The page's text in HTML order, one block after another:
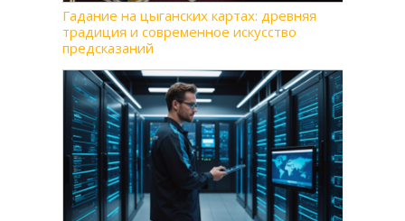
Гадание на цыганских картах: древняя
традиция и современное искусство
предсказаний